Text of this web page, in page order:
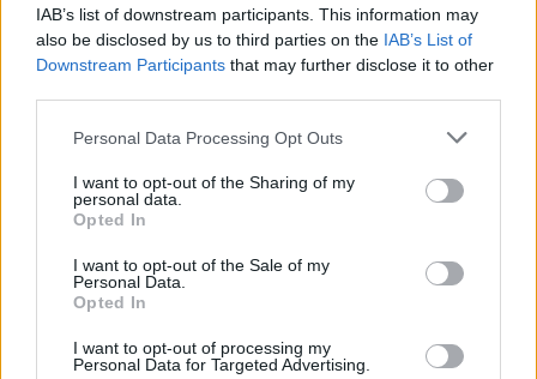
IAB’s list of downstream participants. This information may
also be disclosed by us to third parties on the IAB’s List of
Downstream Participants that may further disclose it to other
Please note that this website/app uses one or more Google
not limited to your visit or usage behaviour. You may click to
grant or deny consent to Google and its third-party tags to
use your data for below specified purposes in below Google
consent section.
Personal Data Processing Opt Outs
I want to opt-out of the Sharing of my
personal data.
Opted In
I want to opt-out of the Sale of my
Personal Data.
Opted In
I want to opt-out of processing my
Personal Data for Targeted Advertising.
man tror man har, eller avgjørelsene man må ta …
det forteller bare hvor sårbart alt er, og hvor fort
ting kan skje, sier Silje Theodorsen.
Les også:Silje Theodorsen vant NM-gullet
Vant ungdoms-OL
Løperen fra Kvaløysletta Skilag har alltid vært et
stort talent. Hun vant faktisk sprintfinalen i
ungdoms-OL helt tilbake i 2012. Sølvet her gikk
Samme år vant hun to gull i junior-NM. Hun